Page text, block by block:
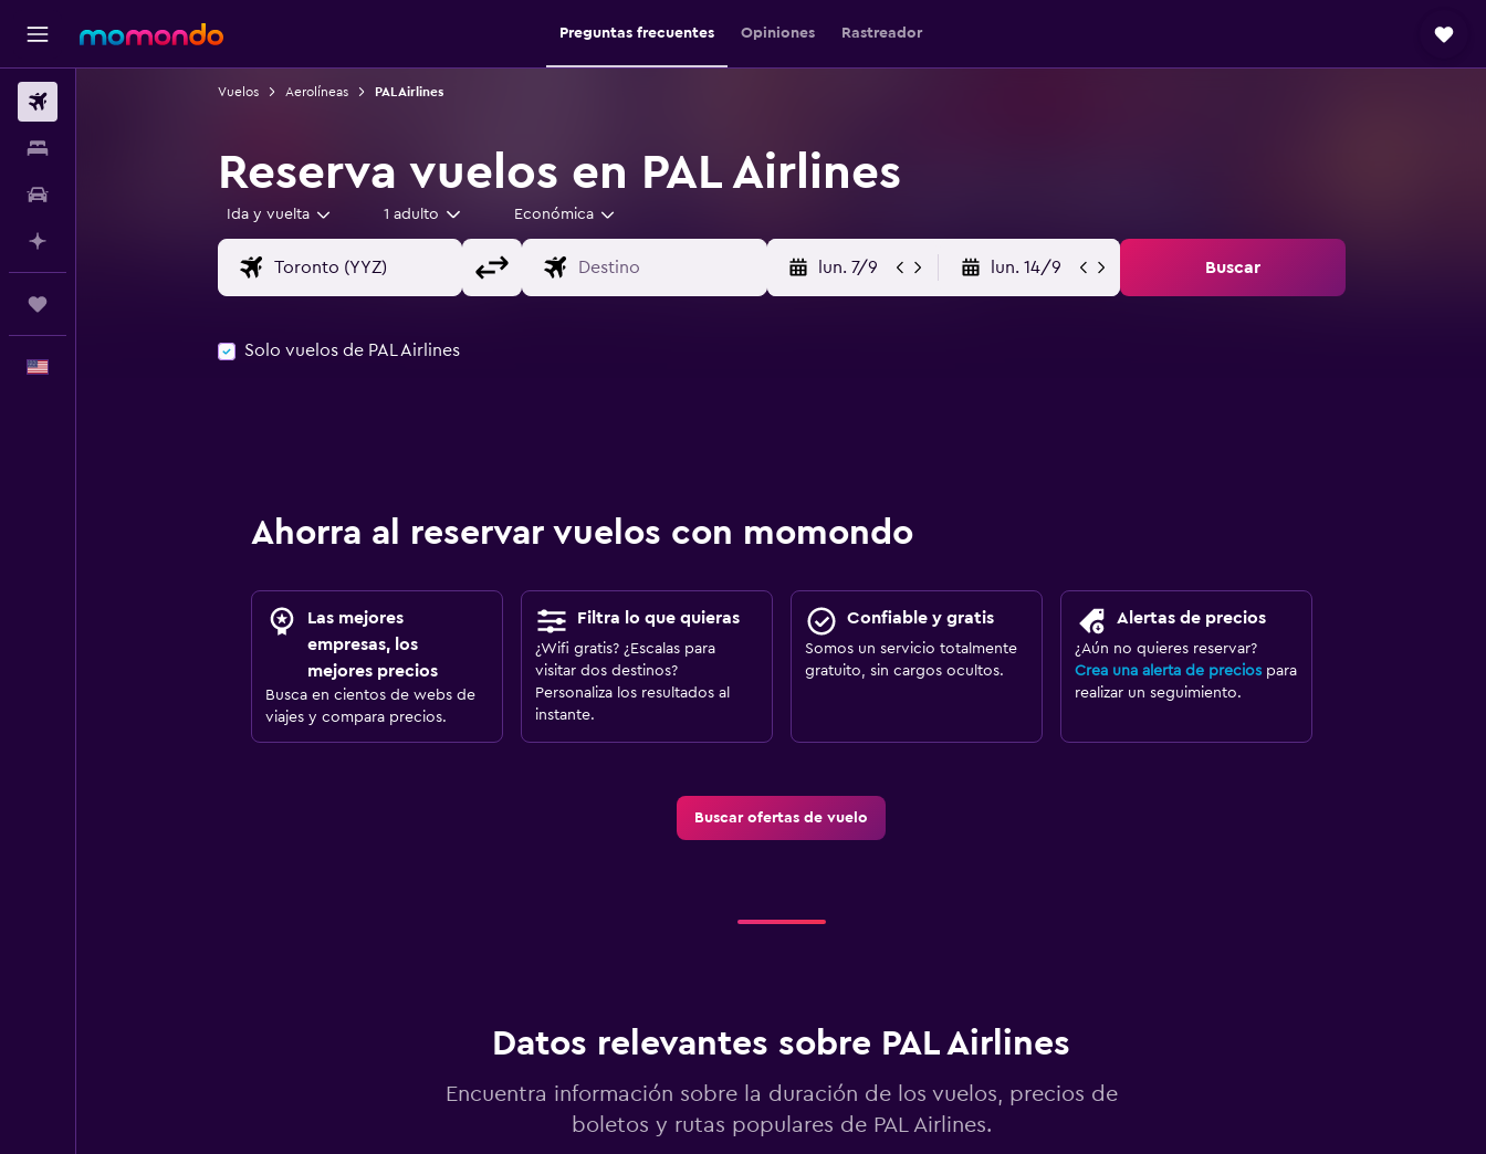
Preguntas frecuentes Opiniones Rastreador
Vuelos Aerolíneas PAL Airlines
Reserva vuelos en PAL Airlines
Ida y vuelta 1 adulto Económica
lun. 7/9 lun. 14/9 Buscar
Solo vuelos de PAL Airlines
Ahorra al reservar vuelos con momondo
Las mejores
empresas, los
mejores precios
Busca en cientos de webs de
viajes y compara precios.
Filtra lo que quieras
¿Wifi gratis? ¿Escalas para
visitar dos destinos?
Personaliza los resultados al
instante.
Confiable y gratis
Somos un servicio totalmente
gratuito, sin cargos ocultos.
Alertas de precios
¿Aún no quieres reservar?
Crea una alerta de preciospara
realizar un seguimiento.
Buscar ofertas de vuelo
Datos relevantes sobre PAL Airlines
Encuentra información sobre la duración de los vuelos, precios de
boletos y rutas populares de PAL Airlines.